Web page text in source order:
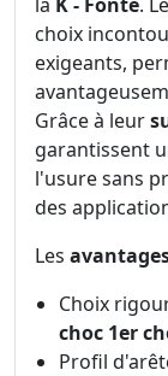
la K - Fonte.
choix
exigeants,
Grâce à leur
garantissent
l'usure sans
des
Les
Choix
choc 1er
Profil